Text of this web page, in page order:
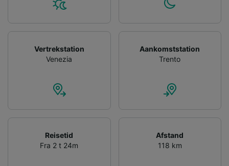
Vertrekstation
Venezia
Aankomststation
Trento
Reisetid
Fra 2 t 24m
Afstand
118 km